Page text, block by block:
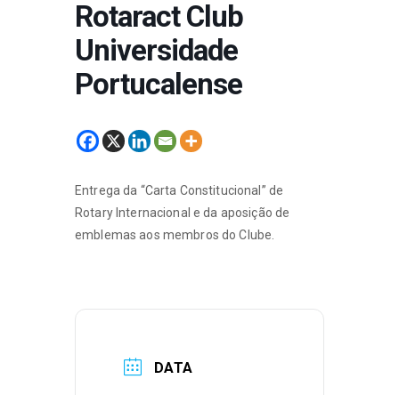
Rotaract Club
Universidade
Portucalense
Entrega da “Carta Constitucional” de
Rotary Internacional e da aposição de
emblemas aos membros do Clube.
DATA